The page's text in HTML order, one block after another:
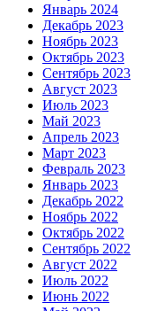
Январь 2024
Декабрь 2023
Ноябрь 2023
Октябрь 2023
Сентябрь 2023
Август 2023
Июль 2023
Май 2023
Апрель 2023
Март 2023
Февраль 2023
Январь 2023
Декабрь 2022
Ноябрь 2022
Октябрь 2022
Сентябрь 2022
Август 2022
Июль 2022
Июнь 2022